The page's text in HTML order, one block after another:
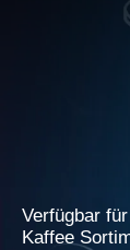
Verfügbar für
Kaffee